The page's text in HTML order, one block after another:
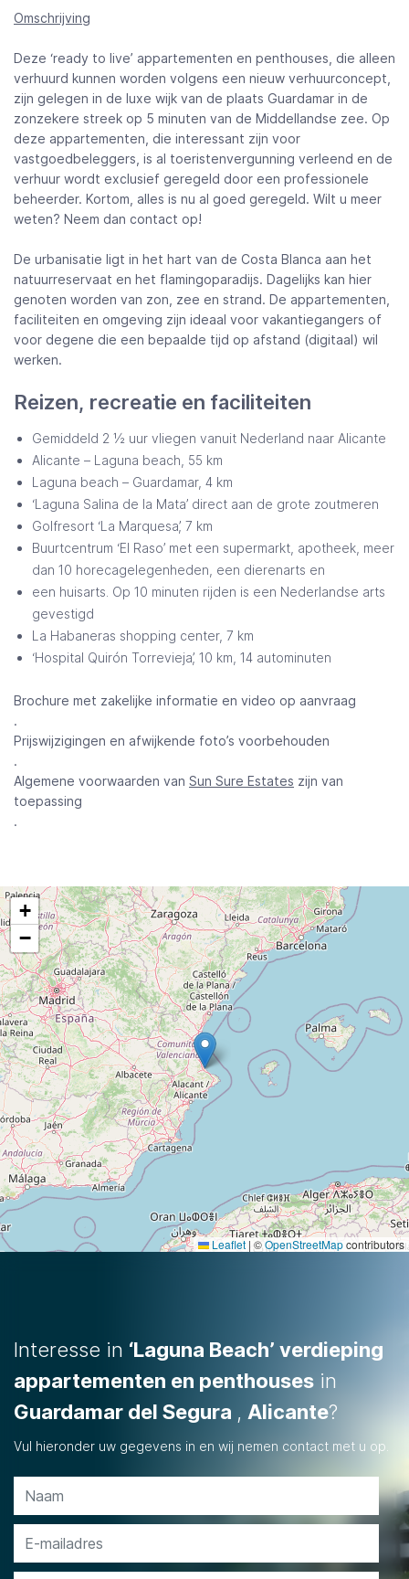
Omschrijving
Deze ‘ready to live’ appartementen en penthouses, die alleen
verhuurd kunnen worden volgens een nieuw verhuurconcept,
zijn gelegen in de luxe wijk van de plaats Guardamar in de
zonzekere streek op 5 minuten van de Middellandse zee. Op
deze appartementen, die interessant zijn voor
vastgoedbeleggers, is al toeristenvergunning verleend en de
verhuur wordt exclusief geregeld door een professionele
beheerder. Kortom, alles is nu al goed geregeld. Wilt u meer
weten? Neem dan contact op!
De urbanisatie ligt in het hart van de Costa Blanca aan het
natuurreservaat en het flamingoparadijs. Dagelijks kan hier
genoten worden van zon, zee en strand. De appartementen,
faciliteiten en omgeving zijn ideaal voor vakantiegangers of
voor degene die een bepaalde tijd op afstand (digitaal) wil
werken.
Reizen, recreatie en faciliteiten
Gemiddeld 2 ½ uur vliegen vanuit Nederland naar Alicante
Alicante – Laguna beach, 55 km
Laguna beach – Guardamar, 4 km
‘Laguna Salina de la Mata’ direct aan de grote zoutmeren
Golfresort ‘La Marquesa’, 7 km
Buurtcentrum ‘El Raso’ met een supermarkt, apotheek, meer
dan 10 horecagelegenheden, een dierenarts en
een huisarts. Op 10 minuten rijden is een Nederlandse arts
gevestigd
La Habaneras shopping center, 7 km
‘Hospital Quirón Torrevieja’, 10 km, 14 autominuten
Brochure met zakelijke informatie en video op aanvraag
.
Prijswijzigingen en afwijkende foto’s voorbehouden
.
Algemene voorwaarden van Sun Sure Estates zijn van
toepassing
.
+
−
Leaflet | ©OpenStreetMapcontributors
Interesse in ‘Laguna Beach’ verdieping
appartementen en penthouses in
Guardamar del Segura , Alicante?
Vul hieronder uw gegevens in en wij nemen contact met u op.